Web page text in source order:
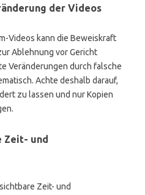
der Videos
Videos kann die Beweiskraft
Ablehnung vor Gericht
Veränderungen durch falsche
Achte deshalb darauf,
zu lassen und nur Kopien
Zeit- und
Zeit- und